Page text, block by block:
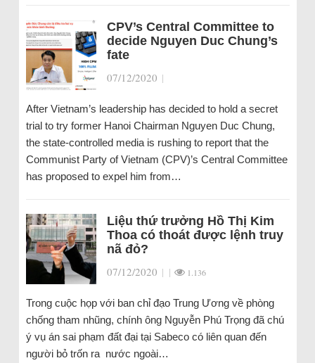
CPV’s Central Committee to
decide Nguyen Duc Chung’s
fate
07/12/2020 |
After Vietnam’s leadership has decided to hold a secret
trial to try former Hanoi Chairman Nguyen Duc Chung,
the state-controlled media is rushing to report that the
Communist Party of Vietnam (CPV)’s Central Committee
has proposed to expel him from…
Liệu thứ trưởng Hồ Thị Kim
Thoa có thoát được lệnh truy
nã đỏ?
07/12/2020 | | 1.136
Trong cuộc họp với ban chỉ đạo Trung Ương về phòng
chống tham nhũng, chính ông Nguyễn Phú Trọng đã chú
ý vụ án sai phạm đất đại tại Sabeco có liên quan đến
người bỏ trốn ra nước ngoài…